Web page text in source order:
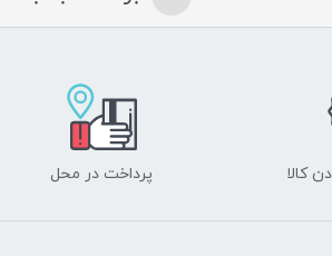
کالا پرداخت در محل